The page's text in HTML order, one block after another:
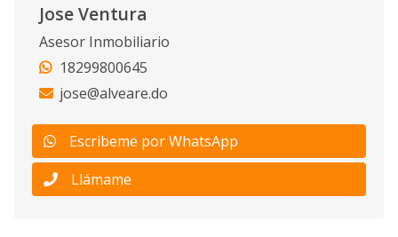
Jose Ventura
Asesor Inmobiliario
18299800645
jose@alveare.do
Escribeme por WhatsApp
Llámame